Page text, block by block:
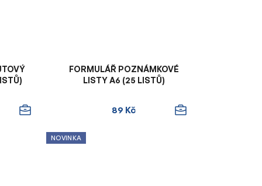
FORMULÁŘ POZNÁMKOVÉ
LISTY A6 (25 LISTŮ)
89 Kč
NOVINKA